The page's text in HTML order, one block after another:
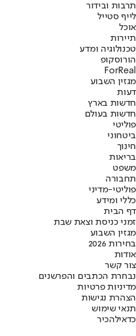
תרבות ובידור
לייף סטייל
אוכל
תיירות
טכנולוגיה ומדע
הורוסקופ
ForReal
מגזין השבוע
דעות
חדשות בארץ
חדשות בעולם
פוליטי
ביטחוני
חינוך
בריאות
משפט
תחבורה
פוליטי-מדיני
כללי ומידע
דף הבית
זמני כניסת וצאת שבת
מגזין השבוע
בחירות 2026
אודות
צור קשר
נבחרת הכתבים והפרשנים
מדיניות פרטיות
הצהרת נגישות
תנאי שימוש
כדאילהכיר